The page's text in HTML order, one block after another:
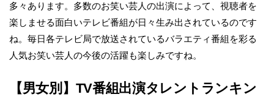
多々あります。多数のお笑い芸人の出演によって、視聴者を
楽しませる面白いテレビ番組が日々生み出されているのです
ね。毎日各テレビ局で放送されているバラエティ番組を彩る
人気お笑い芸人の今後の活躍も楽しみですね。
【男女別】TV番組出演タレントランキン